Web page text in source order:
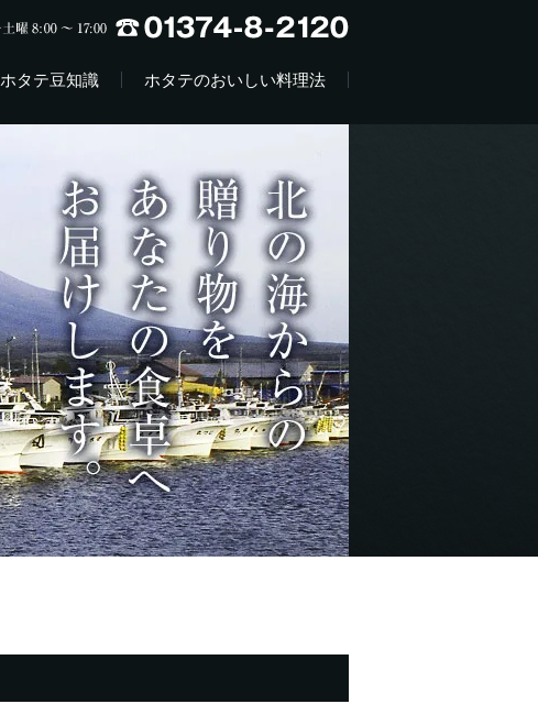
ホタテ豆知識 ホタテのおいしい料理法